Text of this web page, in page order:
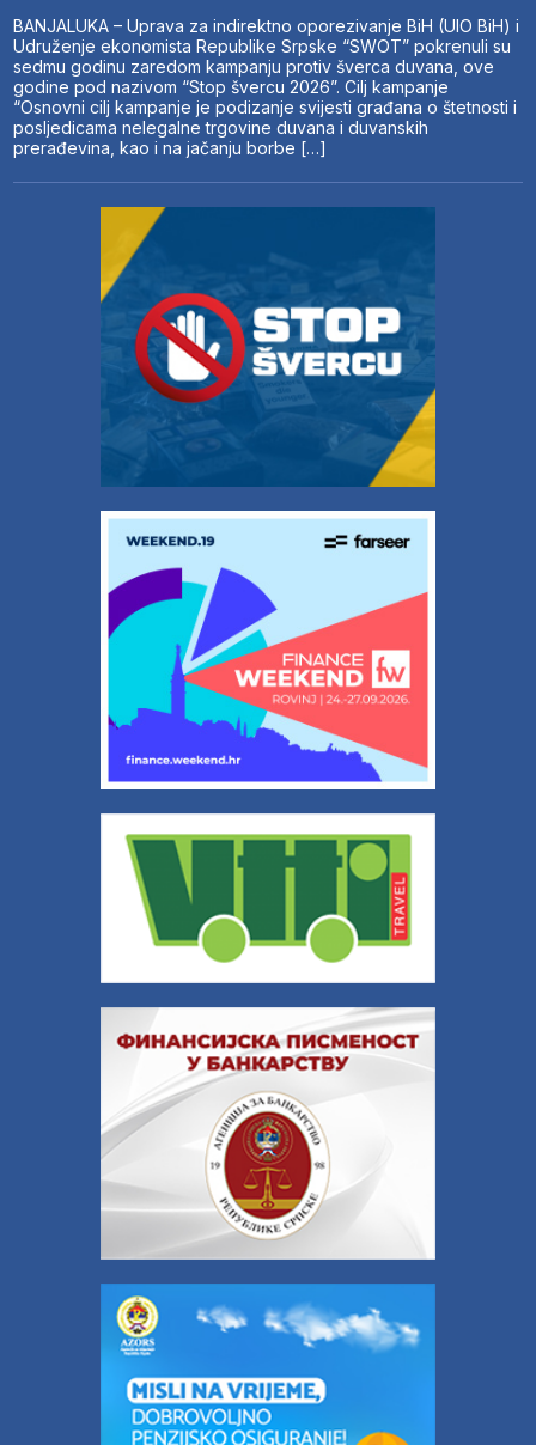
BANJALUKA – Uprava za indirektno oporezivanje BiH (UIO BiH) i
Udruženje ekonomista Republike Srpske “SWOT” pokrenuli su
sedmu godinu zaredom kampanju protiv šverca duvana, ove
godine pod nazivom “Stop švercu 2026”. Cilj kampanje
“Osnovni cilj kampanje je podizanje svijesti građana o štetnosti i
posljedicama nelegalne trgovine duvana i duvanskih
prerađevina, kao i na jačanju borbe […]